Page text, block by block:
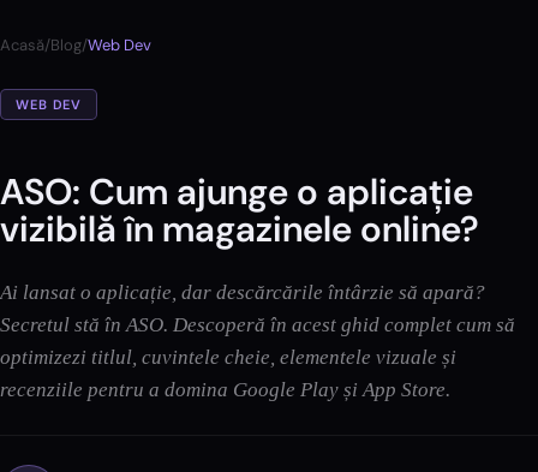
Acasă/Blog/Web Dev
WEB DEV
ASO: Cum ajunge o aplicație
vizibilă în magazinele online?
Ai lansat o aplicație, dar descărcările întârzie să apară?
Secretul stă în ASO. Descoperă în acest ghid complet cum să
optimizezi titlul, cuvintele cheie, elementele vizuale și
recenziile pentru a domina Google Play și App Store.